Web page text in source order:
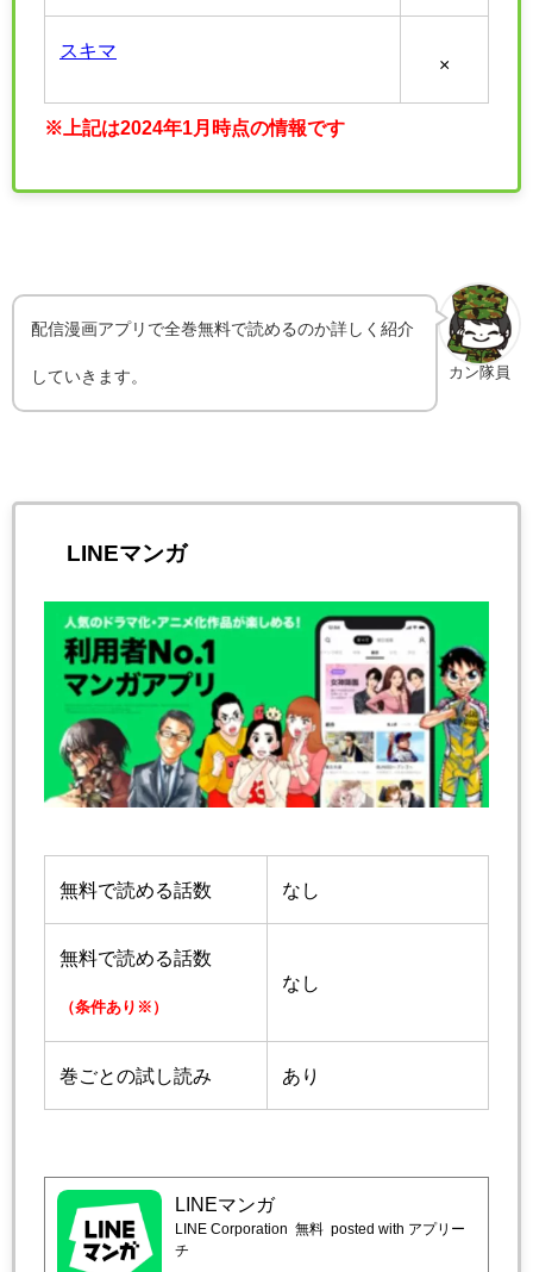
スキマ
×
※上記は2024年1月時点の情報です
カン隊員
配信漫画アプリで全巻無料で読めるのか詳しく紹介
していきます。
LINEマンガ
無料で読める話数 なし
無料で読める話数
（条件あり※）
なし
巻ごとの試し読み あり
LINEマンガ
LINE Corporation 無料 posted with アプリー
チ